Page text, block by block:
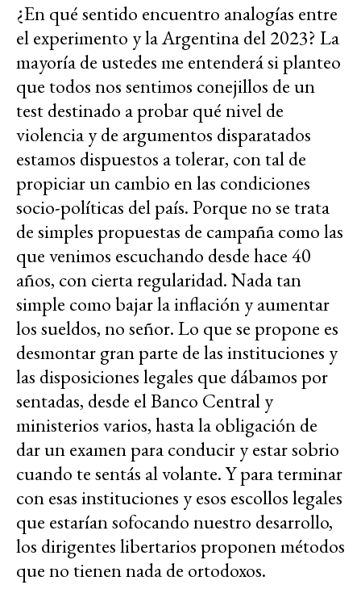
¿En qué sentido encuentro analogías entre
el experimento y la Argentina del 2023? La
mayoría de ustedes me entenderá si planteo
que todos nos sentimos conejillos de un
test destinado a probar qué nivel de
violencia y de argumentos disparatados
estamos dispuestos a tolerar, con tal de
propiciar un cambio en las condiciones
socio-políticas del país. Porque no se trata
de simples propuestas de campaña como las
que venimos escuchando desde hace 40
años, con cierta regularidad. Nada tan
simple como bajar la inflación y aumentar
los sueldos, no señor. Lo que se propone es
desmontar gran parte de las instituciones y
las disposiciones legales que dábamos por
sentadas, desde el Banco Central y
ministerios varios, hasta la obligación de
dar un examen para conducir y estar sobrio
cuando te sentás al volante. Y para terminar
con esas instituciones y esos escollos legales
que estarían sofocando nuestro desarrollo,
los dirigentes libertarios proponen métodos
que no tienen nada de ortodoxos.